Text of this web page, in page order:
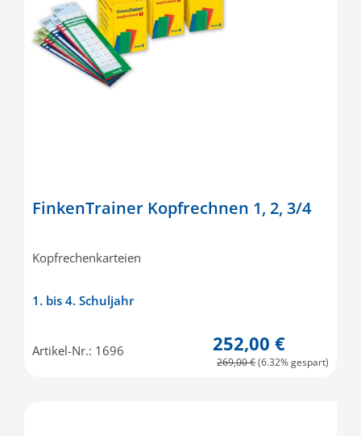
FinkenTrainer Kopfrechnen 1, 2, 3/4
Kopfrechenkarteien
1. bis 4. Schuljahr
Artikel-Nr.: 1696 252,00 €
269,00 €(6.32% gespart)